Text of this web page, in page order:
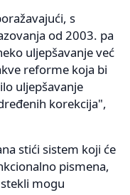
s
od 2003. pa
uljepšavanje već
reforme koja bi
uljepšavanje
korekcija",
stići sistem koji će
pismena,
mogu